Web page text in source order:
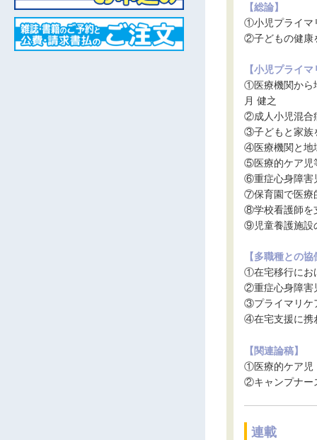
【総論】
①小児プライマ
②子どもの健康
【小児プライ
①医療機関から
月 健之
②成人小児混合
③子どもと家族
④医療機関と地
⑤医療的ケア児
⑥重症心身障害
⑦保育園で医療
⑧学校看護師を
⑨児童養護施設
【多職種との協
①在宅移行にお
②重症心身障害
③プライマリケ
④在宅支援に携
【関連論稿】
①医療的ケア児
②キャンプナー
連載